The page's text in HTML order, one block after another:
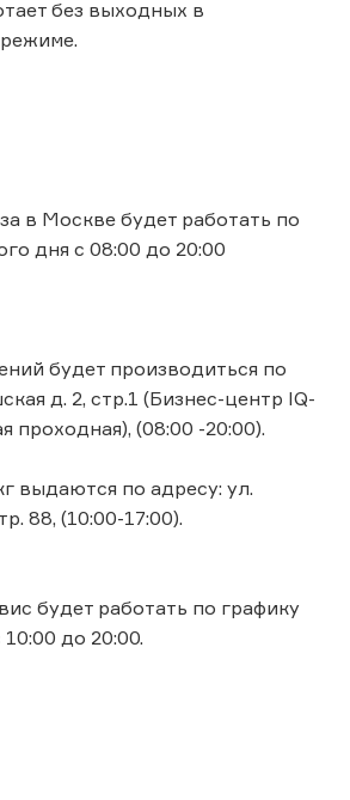
без выходных в
в Москве будет работать по
дня с 08:00 до 20:00
будет производиться по
д. 2, стр.1 (Бизнес-центр IQ-
проходная), (08:00 -20:00).
выдаются по адресу: ул.
88, (10:00-17:00).
будет работать по графику
до 20:00.